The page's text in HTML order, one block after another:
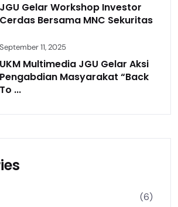
JGU Gelar Workshop Investor
Cerdas Bersama MNC Sekuritas
September 11, 2025
UKM Multimedia JGU Gelar Aksi
Pengabdian Masyarakat “Back
To ...
(6)